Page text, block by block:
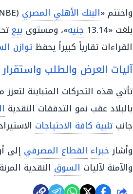
واختتم «البنك الأهلي المصري (NBE)» قائمة القراءات الرسمية مسجلاً قيمة
بلغت «13.14
جنيه»، ومستوى بيع
القراءات تقارباً كبيراً يحفظ توازن
آليات العرض والطلب واستقرار
تأتي هذه التحركات المتباينة
بالبلاد عقب نمو التدفقات النقدية
جانب تلبية كافة الاحتياجات
وأشارخبراء القطاع المصرفي إلى
والآمنة لآليات السوق النقدية